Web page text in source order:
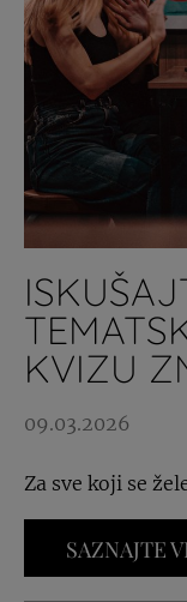
KVIZU
09.03.2026
Za sve koji se
SAZNAJTE